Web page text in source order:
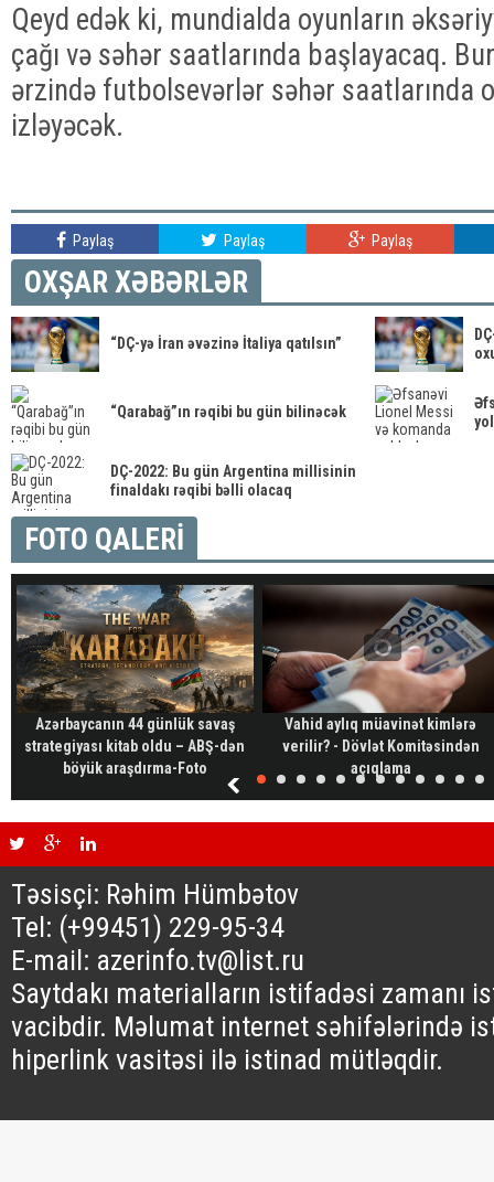
Qeyd edək ki, mundialda oyunların
çağı və səhər saatlarında başlayacaq.
ərzində futbolsevərlər səhər saatlarında
izləyəcək.
Paylaş Paylaş Paylaş
OXŞAR XƏBƏRLƏR
“DÇ-yə İran əvəzinə İtaliya qatılsın”
“Qarabağ”ın rəqibi bu gün bilinəcək
DÇ-2022: Bu gün Argentina millisinin
finaldakı rəqibi bəlli olacaq
FOTO QALERİ
Azərbaycanın 44 günlük savaş
strategiyası kitab oldu – ABŞ-dən
böyük araşdırma-Foto
Vahid aylıq müavinət kimlərə
verilir? - Dövlət Komitəsindən
açıqlama
Təsisçi: Rəhim Hümbətov
Tel: (+99451) 229-95-34
E-mail: azerinfo.tv@list.ru
Saytdakı materialların istifadəsi zamanı
vacibdir. Məlumat internet səhifələrində
hiperlink vasitəsi ilə istinad mütləqdir.